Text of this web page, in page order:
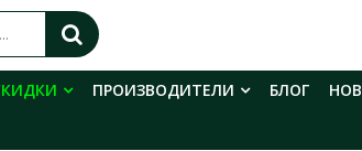
ПРОИЗВОДИТЕЛИ БЛОГ